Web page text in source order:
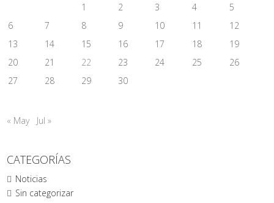
1
2 3 4
5
6
7 8 9 10 11
12
13
14 15 16 17 18
19
20
21 22 23 24 25
26
27
28 29 30
« May Jul »
CATEGORÍAS
Noticias
Sin categorizar